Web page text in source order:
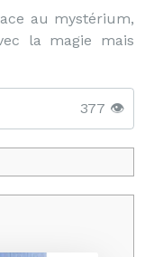
au mystérium,
la magie mais
377 👁️